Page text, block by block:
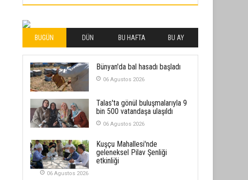
26 Subat 2026
METİN ERTEM
YENİ HİCRİ YIL VE ÜLKEMİZDE
YAŞANANLAR!
21 Haziran 2026
SEMRA ŞAHİN
KENDİNE UYANMAK
Merve Şimşek
İlgi Alanlarımız ve Biz
BUGÜN DÜN BU HAFTA BU AY
Bünyan'da bal hasadı başladı
06 Agustos 2026
Talas'ta gönül buluşmalarıyla 9
bin 500 vatandaşa ulaşıldı
06 Agustos 2026
Kuşçu Mahallesi'nde
geleneksel Pilav Şenliği
etkinliği
06 Agustos 2026